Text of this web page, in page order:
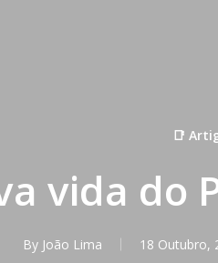
📑
vida do
By João Lima 18 Outubro,